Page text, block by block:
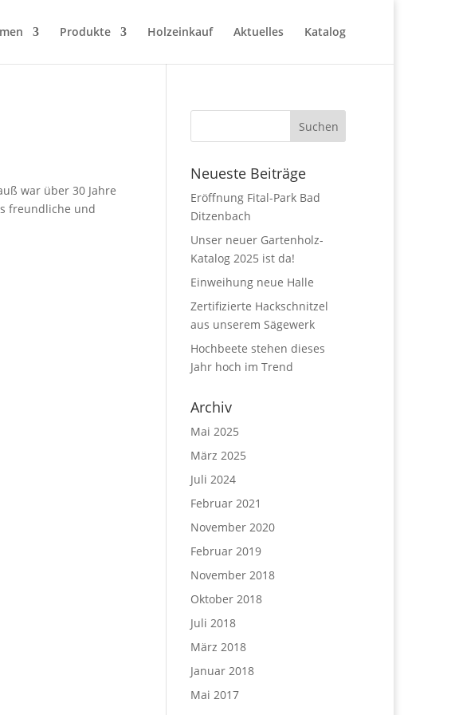
Produkte Holzeinkauf Aktuelles Katalog
war über 30 Jahre
freundliche und
Neueste Beiträge
Eröffnung Fital-Park Bad
Ditzenbach
Unser neuer Gartenholz-
Katalog 2025 ist da!
Einweihung neue Halle
Zertifizierte Hackschnitzel
aus unserem Sägewerk
Hochbeete stehen dieses
Jahr hoch im Trend
Archiv
Mai 2025
März 2025
Juli 2024
Februar 2021
November 2020
Februar 2019
November 2018
Oktober 2018
Juli 2018
März 2018
Januar 2018
Mai 2017